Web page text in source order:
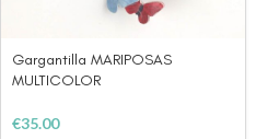
Gargantilla MARIPOSAS
MULTICOLOR
€35.00